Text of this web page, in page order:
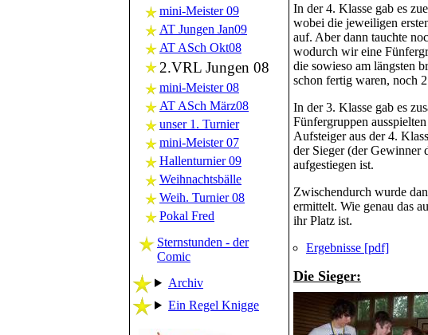
mini-Meister 09
AT Jungen Jan09
AT ASch Okt08
2.VRL Jungen 08
mini-Meister 08
AT ASch März08
unser 1. Turnier
mini-Meister 07
Hallenturnier 09
Weihnachtsbälle
Weih. Turnier 08
Pokal Fred
Sternstunden - der
Comic
Archiv
Ein Regel Knigge
In der 4. Klasse gab es
wobei die jeweiligen
auf. Aber dann tauchte
wodurch wir eine
die sowieso am längsten
schon fertig waren, noch
In der 3. Klasse gab es
Fünfergruppen
Aufsteiger aus der 4.
der Sieger (der Gewinner
aufgestiegen ist.
Zwischendurch wurde
ermittelt. Wie genau das
ihr Platz ist.
Ergebnisse [pdf]
Die Sieger: